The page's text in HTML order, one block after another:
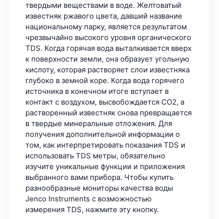
твердыми веществами в воде. Желтоватый
известняк ржавого цвета, давший название
национальному парку, является результатом
чрезвычайно высокого уровня органического
TDS. Когда горячая вода выталкивается вверх
к поверхности земли, она образует угольную
кислоту, которая растворяет слои известняка
глубоко в земной коре. Когда вода горячего
источника в конечном итоге вступает в
контакт с воздухом, высвобождается CO2, а
растворенный известняк снова превращается
в твердые минеральные отложения. Для
получения дополнительной информации о
том, как интерпретировать показания TDS и
использовать TDS метры, обязательно
изучите уникальные функции и приложения
выбранного вами прибора. Чтобы купить
разнообразные мониторы качества воды
Jenco Instruments с возможностью
измерения TDS, нажмите эту кнопку.